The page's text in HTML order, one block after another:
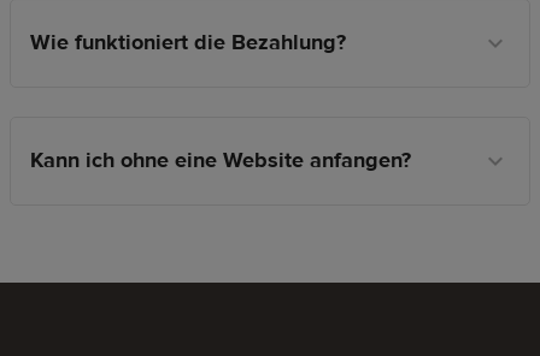
Wie funktioniert die Bezahlung?
Kann ich ohne eine Website anfangen?